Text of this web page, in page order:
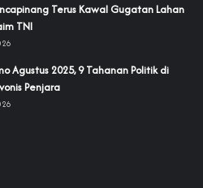
Terus Kawal Gugatan Lahan
TNI‎‎
Agustus 2025, 9 Tahanan Politik di
Penjara